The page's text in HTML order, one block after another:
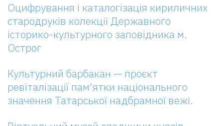
Оцифрування і каталогізація кириличних
стародруків колекції Державного
історико-культурного заповідника м.
Острог
Культурний барбакан — проєкт
ревіталізації пам’ятки національного
значення Татарської надбрамної вежі.